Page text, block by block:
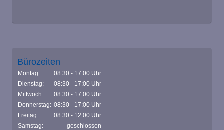
Bürozeiten
Montag:
08:30 - 17:00 Uhr
Dienstag:
08:30 - 17:00 Uhr
Mittwoch:
08:30 - 17:00 Uhr
Donnerstag: 08:30 - 17:00 Uhr
Freitag:
08:30 - 12:00 Uhr
Samstag:
geschlossen